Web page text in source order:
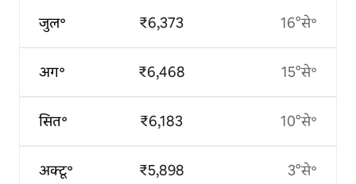
जुल॰
अग॰
सित॰
अक्टू॰
₹6,373
₹6,468
₹6,183
₹5,898
16°से॰
15°से॰
10°से॰
3°से॰